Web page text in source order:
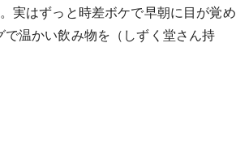
実はずっと時差ボケで早朝に目が覚め
温かい飲み物を（しずく堂さん持